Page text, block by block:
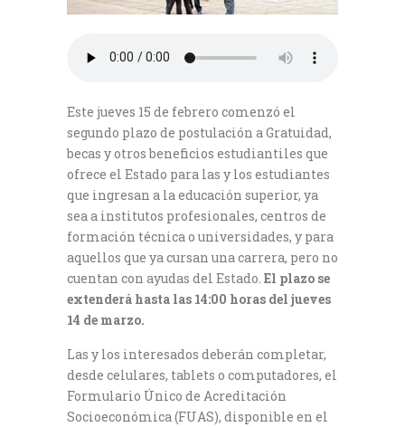
Este jueves 15 de febrero comenzó el
segundo plazo de postulación a Gratuidad,
becas y otros beneficios estudiantiles que
ofrece el Estado para las y los estudiantes
que ingresan a la educación superior, ya
sea a institutos profesionales, centros de
formación técnica o universidades, y para
aquellos que ya cursan una carrera, pero no
cuentan con ayudas del Estado. El plazo se
extenderá hasta las 14:00 horas del jueves
14 de marzo.
Las y los interesados deberán completar,
desde celulares, tablets o computadores, el
Formulario Único de Acreditación
Socioeconómica (FUAS), disponible en el